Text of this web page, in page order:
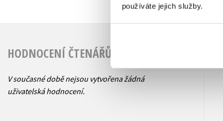
používáte jejich služby.
HODNOCENÍ ČTENÁŘŮ
V současné době nejsou vytvořena žádná
uživatelská hodnocení.